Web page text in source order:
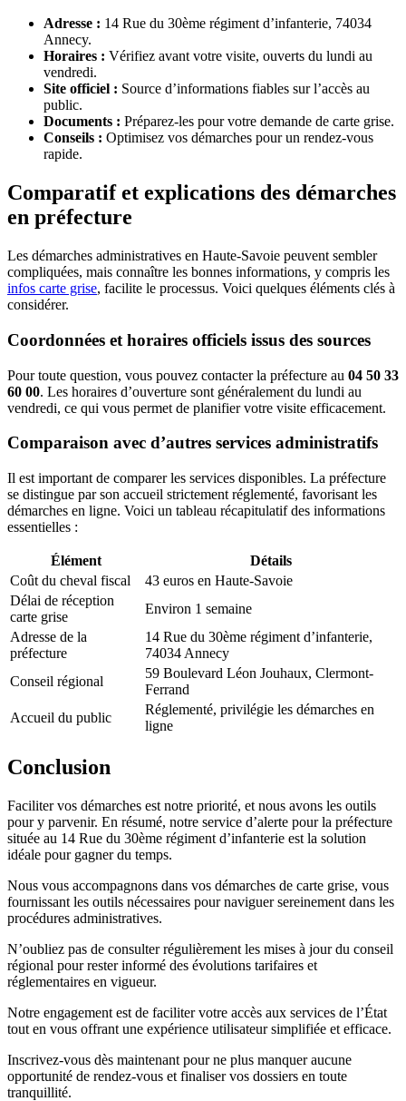
Adresse : 14 Rue du 30ème régiment d’infanterie, 74034
Annecy.
Horaires : Vérifiez avant votre visite, ouverts du lundi au
vendredi.
Site officiel : Source d’informations fiables sur l’accès au
public.
Documents : Préparez-les pour votre demande de carte grise.
Conseils : Optimisez vos démarches pour un rendez-vous
rapide.
Comparatif et explications des démarches
en préfecture
Les démarches administratives en Haute-Savoie peuvent sembler
compliquées, mais connaître les bonnes informations, y compris les
infos carte grise, facilite le processus. Voici quelques éléments clés à
considérer.
Coordonnées et horaires officiels issus des sources
Pour toute question, vous pouvez contacter la préfecture au 04 50 33
60 00. Les horaires d’ouverture sont généralement du lundi au
vendredi, ce qui vous permet de planifier votre visite efficacement.
Comparaison avec d’autres services administratifs
Il est important de comparer les services disponibles. La préfecture
se distingue par son accueil strictement réglementé, favorisant les
démarches en ligne. Voici un tableau récapitulatif des informations
essentielles :
Élément
Détails
Coût du cheval fiscal
43 euros en Haute-Savoie
Délai de réception
carte grise
Environ 1 semaine
Adresse de la
préfecture
14 Rue du 30ème régiment d’infanterie,
74034 Annecy
Conseil régional
59 Boulevard Léon Jouhaux, Clermont-
Ferrand
Accueil du public
Réglementé, privilégie les démarches en
ligne
Conclusion
Faciliter vos démarches est notre priorité, et nous avons les outils
pour y parvenir. En résumé, notre service d’alerte pour la préfecture
située au 14 Rue du 30ème régiment d’infanterie est la solution
idéale pour gagner du temps.
Nous vous accompagnons dans vos démarches de carte grise, vous
fournissant les outils nécessaires pour naviguer sereinement dans les
procédures administratives.
N’oubliez pas de consulter régulièrement les mises à jour du conseil
régional pour rester informé des évolutions tarifaires et
réglementaires en vigueur.
Notre engagement est de faciliter votre accès aux services de l’État
tout en vous offrant une expérience utilisateur simplifiée et efficace.
Inscrivez-vous dès maintenant pour ne plus manquer aucune
opportunité de rendez-vous et finaliser vos dossiers en toute
tranquillité.